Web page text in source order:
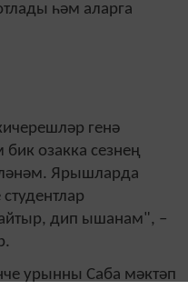
һәм аларга
генә
озакка сезнең
Ярышларда
дип ышанам", –
урынны Саба мәктәп